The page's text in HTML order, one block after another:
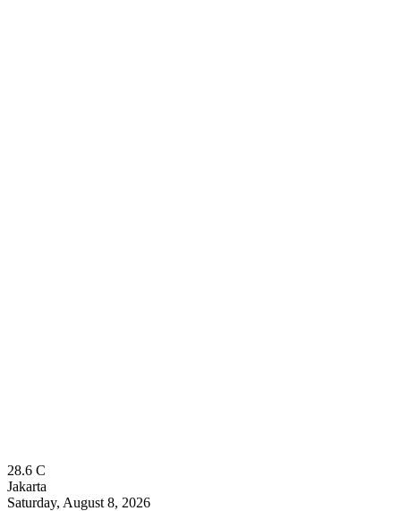
28.6 C
Jakarta
Saturday, August 8, 2026